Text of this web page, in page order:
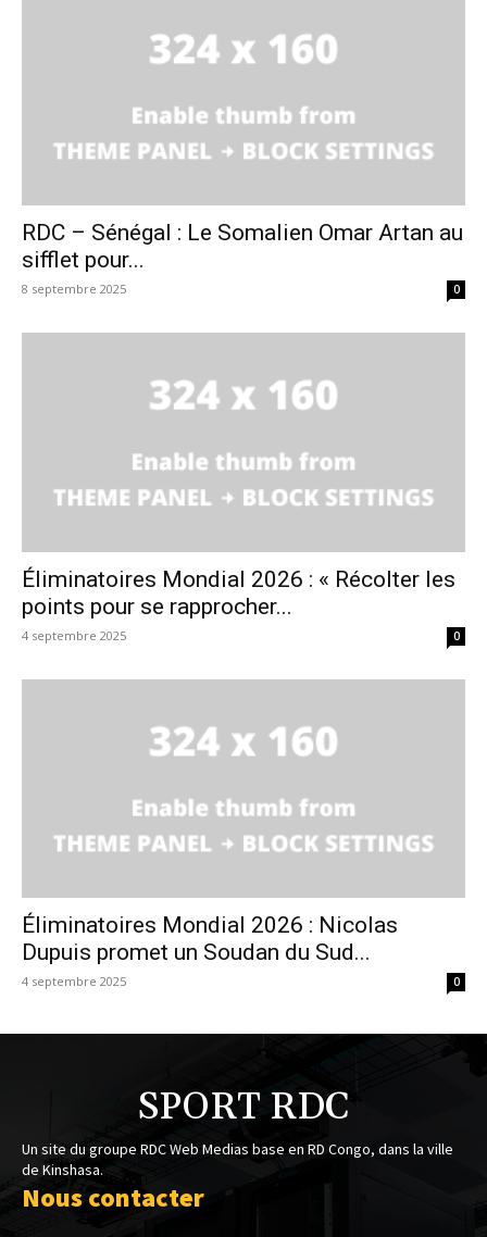
RDC – Sénégal : Le Somalien Omar Artan au
sifflet pour...
8 septembre 2025 0
Éliminatoires Mondial 2026 : « Récolter les
points pour se rapprocher...
4 septembre 2025 0
Éliminatoires Mondial 2026 : Nicolas
Dupuis promet un Soudan du Sud...
4 septembre 2025 0
SPORT RDC
Un site du groupe RDC Web Medias base en RD Congo, dans la ville
de Kinshasa.
Nous contacter